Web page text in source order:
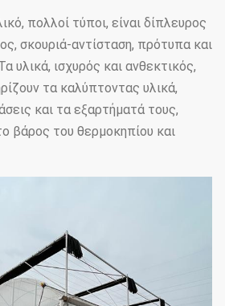
πολλοί τύποι, είναι δίπλευρος
σκουριά-αντίσταση, πρότυπα και
υλικά, ισχυρός και ανθεκτικός,
τα καλύπτοντας υλικά,
και τα εξαρτήματά τους,
βάρος του θερμοκηπίου και